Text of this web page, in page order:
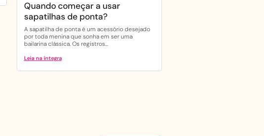
Quando começar a usar
sapatilhas de ponta?
A sapatilha de ponta é um acessório desejado
por toda menina que sonha em ser uma
bailarina clássica. Os registros...
Leia na íntegra